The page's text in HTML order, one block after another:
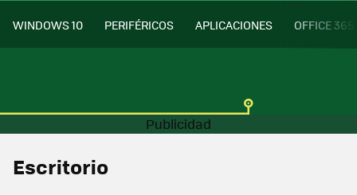
WINDOWS 10 PERIFÉRICOS APLICACIONES OFFICE 365
Escritorio